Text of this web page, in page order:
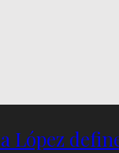
López